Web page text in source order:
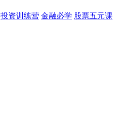
投资训练营 金融必学 股票五元课